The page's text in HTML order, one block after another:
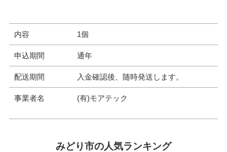
内容 1個
申込期間 通年
配送期間 入金確認後、随時発送します。
事業者名 (有)モアテック
みどり市の人気ランキング